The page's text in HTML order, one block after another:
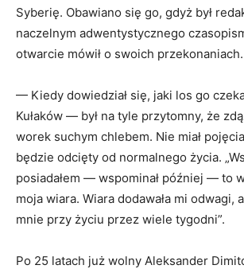
Syberię. Obawiano się go, gdyż był
naczelnym adwentystycznego
otwarcie mówił o swoich przekonaniach.
— Kiedy dowiedział się, jaki los go
Kułaków — był na tyle przytomny, że
worek suchym chlebem. Nie miał
będzie odcięty od normalnego życia.
posiadałem — wspominał później — to
moja wiara. Wiara dodawała mi odwagi,
mnie przy życiu przez wiele tygodni”.
Po 25 latach już wolny Aleksander